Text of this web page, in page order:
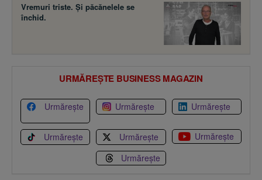
Vremuri triste. Şi păcănelele se
închid.
URMĂREȘTE BUSINESS MAGAZIN
Urmărește Urmărește Urmărește
Urmărește Urmărește
Urmărește
Urmărește